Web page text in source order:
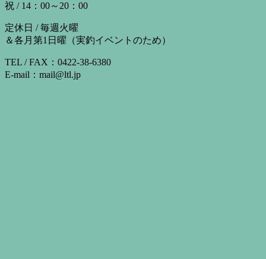
祝 / 14：00～20：00
定休日 / 毎週火曜
＆各月第1日曜（実釣イベントのため）
TEL / FAX：0422-38-6380
E-mail：mail@ltl.jp